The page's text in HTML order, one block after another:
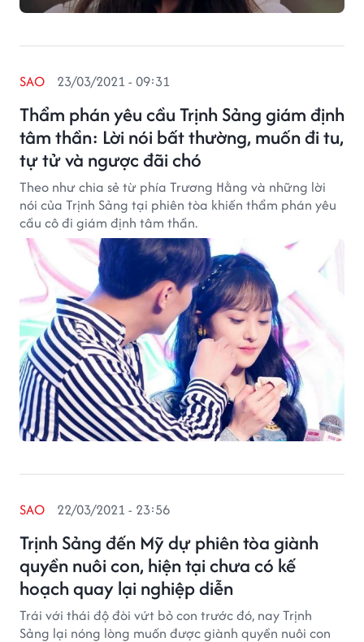
Thẩm phán yêu cầu Trịnh Sảng giám định
tâm thần: Lời nói bất thường, muốn đi tu,
tự tử và ngược đãi chó
SAO 23/03/2021 - 09:31
Theo như chia sẻ từ phía Trương Hằng và những lời
nói của Trịnh Sảng tại phiên tòa khiến thẩm phán yêu
cầu cô đi giám định tâm thần.
Trịnh Sảng đến Mỹ dự phiên tòa giành
quyền nuôi con, hiện tại chưa có kế
hoạch quay lại nghiệp diễn
SAO 22/03/2021 - 23:56
Trái với thái độ đòi vứt bỏ con trước đó, nay Trịnh
Sảng lại nóng lòng muốn được giành quyền nuôi con